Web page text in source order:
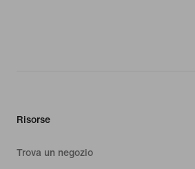
Risorse
Trova un negozio